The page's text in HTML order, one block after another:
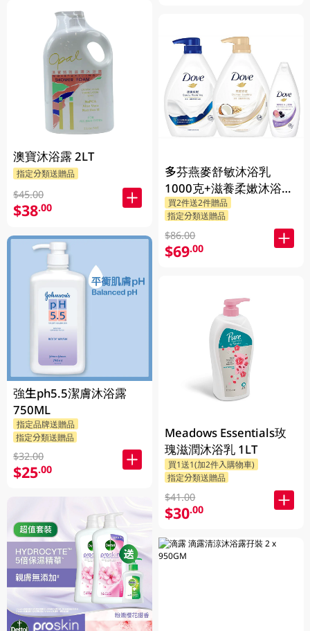
澳寶沐浴露 2LT
指定分類送贈品
$45.00
$38.00
強生ph5.5潔膚沐浴露
750ML
指定品牌送贈品
指定分類送贈品
$32.00
$25.00
多芬燕麥舒敏沐浴乳
1000克+滋養柔嫰沐浴乳
1000克+Dove沐浴乳200
克 (隨機發送) 1PK
買2件送2件贈品
指定分類送贈品
$86.00
$69.00
Meadows Essentials玫
瑰滋潤沐浴乳 1LT
買1送1(加2件入購物車)
指定分類送贈品
$41.00
$30.00